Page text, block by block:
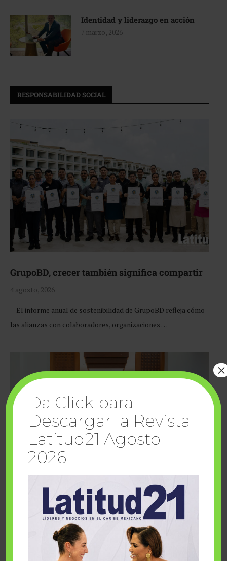
Identidad y liderazgo en acción
7 marzo, 2026
RESPONSABILIDAD SOCIAL
GrupoBD, crecer también significa compartir
4 agosto, 2026
El informe anual de sostenibilidad de GrupoBD refleja cómo
las alianzas con colaboradores, organizaciones …
Cuando la solidaridad inspira; cumplen
sueños Fairmont Mayakoba y Make-A-Wish
Da Click para
Descargar la Revista
Latitud21 Agosto
2026
×